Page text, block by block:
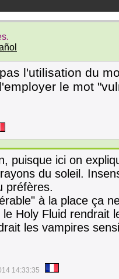
l'utilisation du
le mot
puisque ici on
du soleil.
préfères.
à la place ça
Holy Fluid rendrait
les vampires
14:33:35